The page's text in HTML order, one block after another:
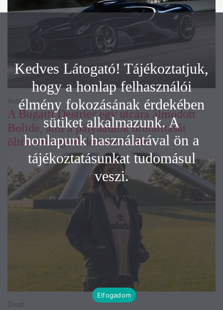
A Bugatti Destrier egy utcára álmodott
Bolide, ami a pályaautók brutalitását
öltözteti egyedi karosszériába
Autó
Divat
Kedves Látogató! Tájékoztatjuk,
hogy a honlap felhasználói
élmény fokozásának érdekében
sütiket alkalmazunk. A
honlapunk használatával ön a
tájékoztatásunkat tudomásul
veszi.
Elfogadom